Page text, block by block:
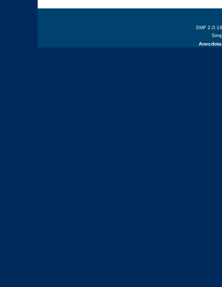
SMF 2.0.19
Anecdota